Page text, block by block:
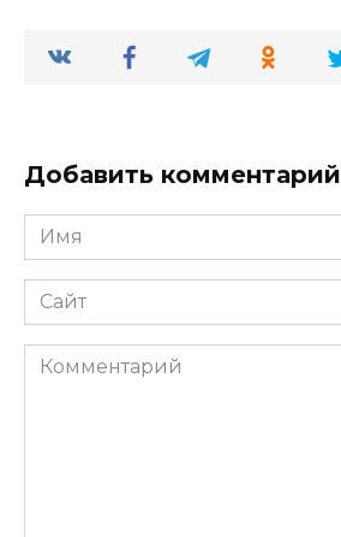
Добавить комментарий
Имя
*
Сайт
Комментарий